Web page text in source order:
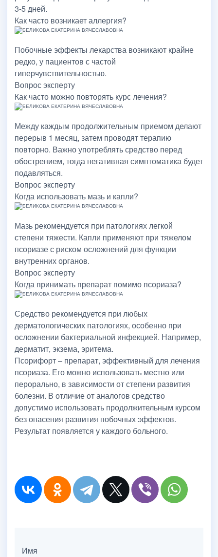
3-5 дней.
Как часто возникает аллергия?
Побочные эффекты лекарства возникают крайне
редко, у пациентов с частой
гиперчувствительностью.
Вопрос эксперту
Как часто можно повторять курс лечения?
Между каждым продолжительным приемом делают
перерыв 1 месяц, затем проводят терапию
повторно. Важно употреблять средство перед
обострением, тогда негативная симптоматика будет
подавляться.
Вопрос эксперту
Когда использовать мазь и капли?
Мазь рекомендуется при патологиях легкой
степени тяжести. Капли применяют при тяжелом
псориазе с риском осложнений для функции
внутренних органов.
Вопрос эксперту
Когда принимать препарат помимо псориаза?
Средство рекомендуется при любых
дерматологических патологиях, особенно при
осложнении бактериальной инфекцией. Например,
дерматит, экзема, эритема.
Псорифорт – препарат, эффективный для лечения
псориаза. Его можно использовать местно или
перорально, в зависимости от степени развития
болезни. В отличие от аналогов средство
допустимо использовать продолжительным курсом
без опасения развития побочных эффектов.
Результат появляется у каждого больного.
Имя